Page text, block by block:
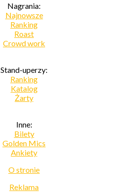
Nagrania:
Najnowsze
Ranking
Roast
Crowd work
Stand-uperzy:
Ranking
Katalog
Żarty
Inne:
Bilety
Golden Mics
Ankiety
O stronie
Reklama